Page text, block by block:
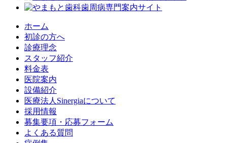
ホーム
初診の方へ
診療理念
スタッフ紹介
料金表
医院案内
設備紹介
医療法人Sinergiaについて
採用情報
募集要項・応募フォーム
よくある質問